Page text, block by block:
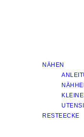
NÄHEN
RESTEECKE